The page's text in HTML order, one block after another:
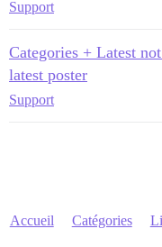
Support
Categories + Latest
latest poster
Support
Accueil Catégories